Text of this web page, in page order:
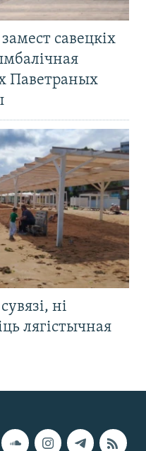
савецкіх
Паветраных
ні
лягістычная